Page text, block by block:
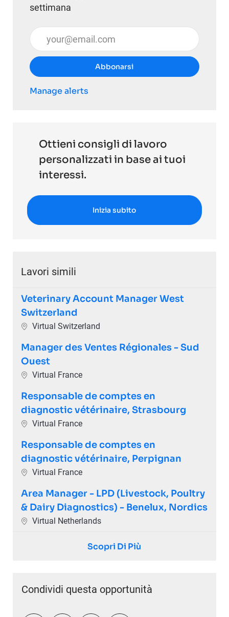
settimana
Inserisci l'indirizzo email (obbligatorio)
Abbonarsi
Manage alerts
Ottieni consigli di lavoro
personalizzati in base ai tuoi
interessi.
Inizia subito
Lavori simili
Veterinary Account Manager West
Switzerland
Ubicazione
Virtual Switzerland
Manager des Ventes Régionales - Sud
Ouest
Ubicazione
Virtual France
Responsable de comptes en
diagnostic vétérinaire, Strasbourg
Ubicazione
Virtual France
Responsable de comptes en
diagnostic vétérinaire, Perpignan
Ubicazione
Virtual France
Area Manager - LPD (Livestock, Poultry
& Dairy Diagnostics) - Benelux, Nordics
Ubicazione
Virtual Netherlands
Scopri Di Più
Condividi questa opportunità